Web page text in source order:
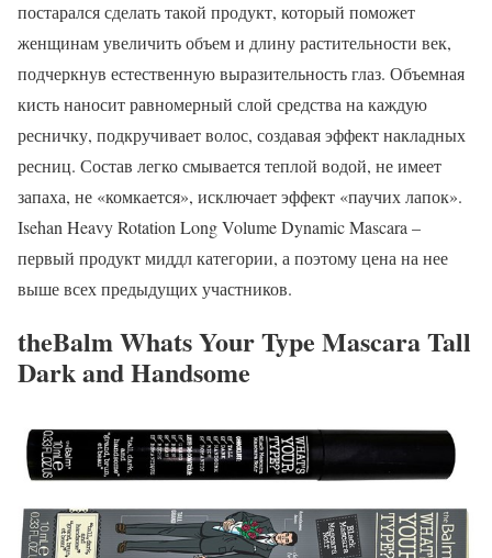
постарался сделать такой продукт, который поможет
женщинам увеличить объем и длину растительности век,
подчеркнув естественную выразительность глаз. Объемная
кисть наносит равномерный слой средства на каждую
ресничку, подкручивает волос, создавая эффект накладных
ресниц. Состав легко смывается теплой водой, не имеет
запаха, не «комкается», исключает эффект «паучих лапок».
Isehan Heavy Rotation Long Volume Dynamic Mascara –
первый продукт миддл категории, а поэтому цена на нее
выше всех предыдущих участников.
theBalm Whats Your Type Mascara Tall
Dark and Handsome